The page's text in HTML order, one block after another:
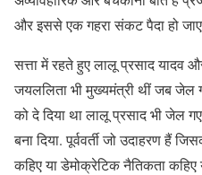
और इससे एक गहरा संकट पैदा हो
सत्ता में रहते हुए लालू प्रसाद यादव
जयललिता भी मुख्यमंत्री थीं जब जेल
को दे दिया था लालू प्रसाद भी जेल
बना दिया. पूर्ववर्ती जो उदाहरण हैं
कहिए या डेमोक्रेटिक नैतिकता